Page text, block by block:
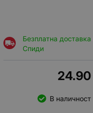
Безплатна доставка
Спиди
24.90
В наличност